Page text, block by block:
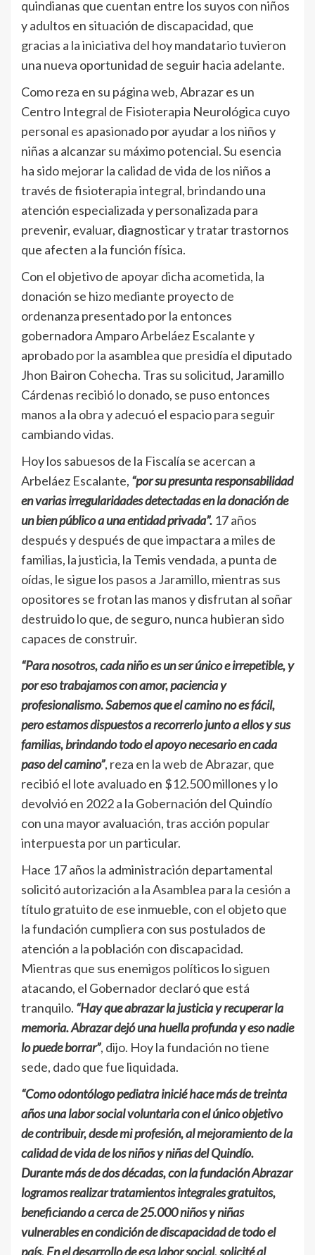
quindianas que cuentan entre los suyos con niños
y adultos en situación de discapacidad, que
gracias a la iniciativa del hoy mandatario tuvieron
una nueva oportunidad de seguir hacia adelante.
Como reza en su página web, Abrazar es un
Centro Integral de Fisioterapia Neurológica cuyo
personal es apasionado por ayudar a los niños y
niñas a alcanzar su máximo potencial. Su esencia
ha sido mejorar la calidad de vida de los niños a
través de fisioterapia integral, brindando una
atención especializada y personalizada para
prevenir, evaluar, diagnosticar y tratar trastornos
que afecten a la función física.
Con el objetivo de apoyar dicha acometida, la
donación se hizo mediante proyecto de
ordenanza presentado por la entonces
gobernadora Amparo Arbeláez Escalante y
aprobado por la asamblea que presidía el diputado
Jhon Bairon Cohecha. Tras su solicitud, Jaramillo
Cárdenas recibió lo donado, se puso entonces
manos a la obra y adecuó el espacio para seguir
cambiando vidas.
Hoy los sabuesos de la Fiscalía se acercan a
Arbeláez Escalante, “por su presunta responsabilidad
en varias irregularidades detectadas en la donación de
un bien público a una entidad privada”. 17 años
después y después de que impactara a miles de
familias, la justicia, la Temis vendada, a punta de
oídas, le sigue los pasos a Jaramillo, mientras sus
opositores se frotan las manos y disfrutan al soñar
destruido lo que, de seguro, nunca hubieran sido
capaces de construir.
“Para nosotros, cada niño es un ser único e irrepetible, y
por eso trabajamos con amor, paciencia y
profesionalismo. Sabemos que el camino no es fácil,
pero estamos dispuestos a recorrerlo junto a ellos y sus
familias, brindando todo el apoyo necesario en cada
paso del camino”, reza en la web de Abrazar, que
recibió el lote avaluado en $12.500 millones y lo
devolvió en 2022 a la Gobernación del Quindío
con una mayor avaluación, tras acción popular
interpuesta por un particular.
Hace 17 años la administración departamental
solicitó autorización a la Asamblea para la cesión a
título gratuito de ese inmueble, con el objeto que
la fundación cumpliera con sus postulados de
atención a la población con discapacidad.
Mientras que sus enemigos políticos lo siguen
atacando, el Gobernador declaró que está
tranquilo. “Hay que abrazar la justicia y recuperar la
memoria. Abrazar dejó una huella profunda y eso nadie
lo puede borrar”, dijo. Hoy la fundación no tiene
sede, dado que fue liquidada.
“Como odontólogo pediatra inicié hace más de treinta
años una labor social voluntaria con el único objetivo
de contribuir, desde mi profesión, al mejoramiento de la
calidad de vida de los niños y niñas del Quindío.
Durante más de dos décadas, con la fundación Abrazar
logramos realizar tratamientos integrales gratuitos,
beneficiando a cerca de 25.000 niños y niñas
vulnerables en condición de discapacidad de todo el
país. En el desarrollo de esa labor social, solicité al